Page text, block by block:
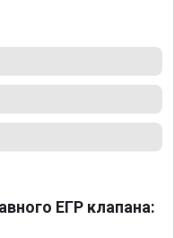
ЕГР клапана: